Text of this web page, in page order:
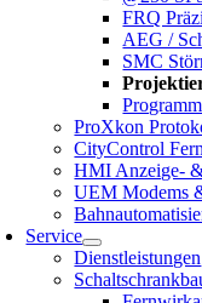
FRQ
AEG /
SMC
ProXkon
CityControl
HMI Anzeige-
UEM Modems
Service
Dienstleistungen